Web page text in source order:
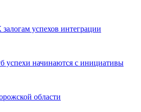
успехов интеграции
успехи начинаются с инициативы
области